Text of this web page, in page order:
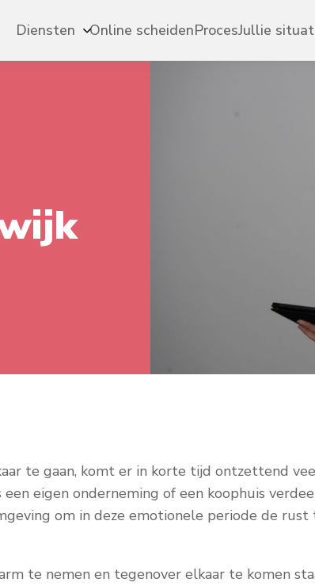
Diensten Online scheidenProcesJullie
te gaan, komt er in korte tijd ontzettend
eigen onderneming of een koophuis
om in deze emotionele periode de rust
te nemen en tegenover elkaar te komen